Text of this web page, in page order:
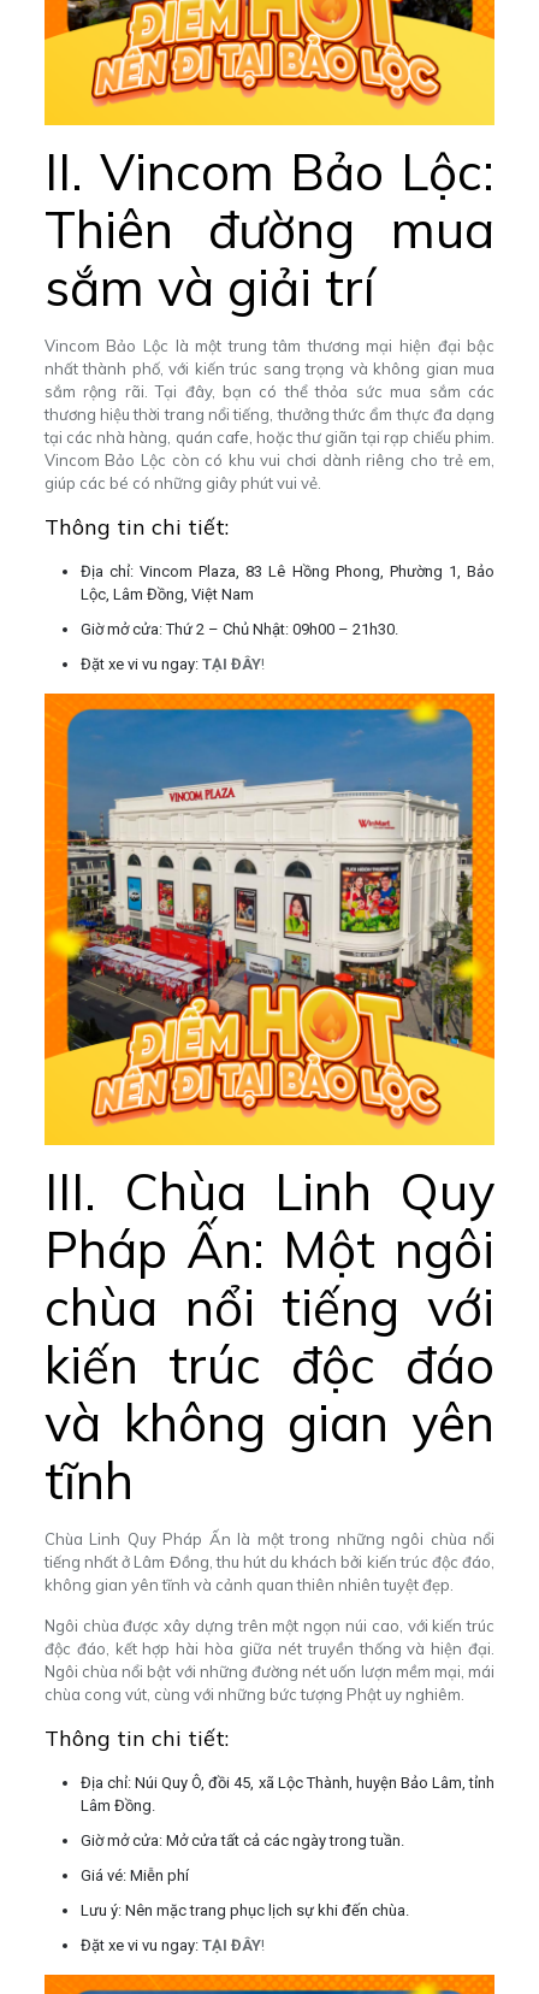
II. Vincom Bảo Lộc:
Thiên đường mua
sắm và giải trí
Vincom Bảo Lộc là một trung tâm thương mại hiện đại bậc
nhất thành phố, với kiến trúc sang trọng và không gian mua
sắm rộng rãi. Tại đây, bạn có thể thỏa sức mua sắm các
thương hiệu thời trang nổi tiếng, thưởng thức ẩm thực đa dạng
tại các nhà hàng, quán cafe, hoặc thư giãn tại rạp chiếu phim.
Vincom Bảo Lộc còn có khu vui chơi dành riêng cho trẻ em,
giúp các bé có những giây phút vui vẻ.
Thông tin chi tiết:
Địa chỉ: Vincom Plaza, 83 Lê Hồng Phong, Phường 1, Bảo
Lộc, Lâm Đồng, Việt Nam
Giờ mở cửa: Thứ 2 – Chủ Nhật: 09h00 – 21h30.
Đặt xe vi vu ngay: TẠI ĐÂY!
III. Chùa Linh Quy
Pháp Ấn: Một ngôi
chùa nổi tiếng với
kiến trúc độc đáo
và không gian yên
tĩnh
Chùa Linh Quy Pháp Ấn là một trong những ngôi chùa nổi
tiếng nhất ở Lâm Đồng, thu hút du khách bởi kiến trúc độc đáo,
không gian yên tĩnh và cảnh quan thiên nhiên tuyệt đẹp.
Ngôi chùa được xây dựng trên một ngọn núi cao, với kiến trúc
độc đáo, kết hợp hài hòa giữa nét truyền thống và hiện đại.
Ngôi chùa nổi bật với những đường nét uốn lượn mềm mại, mái
chùa cong vút, cùng với những bức tượng Phật uy nghiêm.
Thông tin chi tiết:
Địa chỉ: Núi Quy Ô, đồi 45, xã Lộc Thành, huyện Bảo Lâm, tỉnh
Lâm Đồng.
Giờ mở cửa: Mở cửa tất cả các ngày trong tuần.
Giá vé: Miễn phí
Lưu ý: Nên mặc trang phục lịch sự khi đến chùa.
Đặt xe vi vu ngay: TẠI ĐÂY!